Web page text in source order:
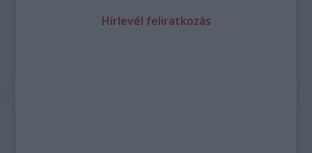
Hírlevél feliratkozás